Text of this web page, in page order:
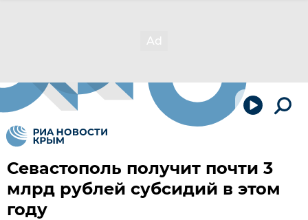
Севастополь получит почти 3
млрд рублей субсидий в этом
году